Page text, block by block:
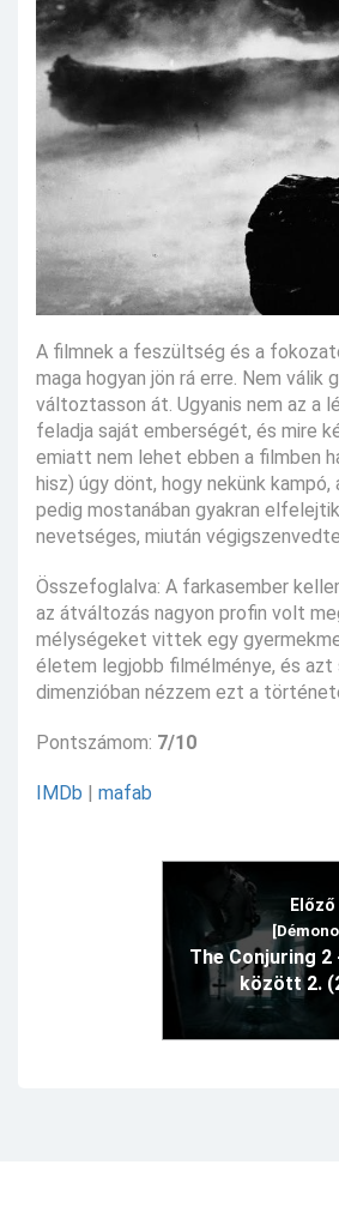
A filmnek a feszültség és a
maga hogyan jön rá erre. Nem
változtasson át. Ugyanis nem az a
feladja saját emberségét, és mire
emiatt nem lehet ebben a filmben
hisz) úgy dönt, hogy nekünk
pedig mostanában gyakran
nevetséges, miután
Összefoglalva: A farkasember
az átváltozás nagyon profin volt
mélységeket vittek egy
életem legjobb filmélménye, és azt
dimenzióban nézzem ezt a
Pontszámom: 7/10
IMDb mafab
Előző
The Conjuring 2
között 2.